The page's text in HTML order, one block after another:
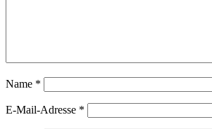
Name *
E-Mail-Adresse *